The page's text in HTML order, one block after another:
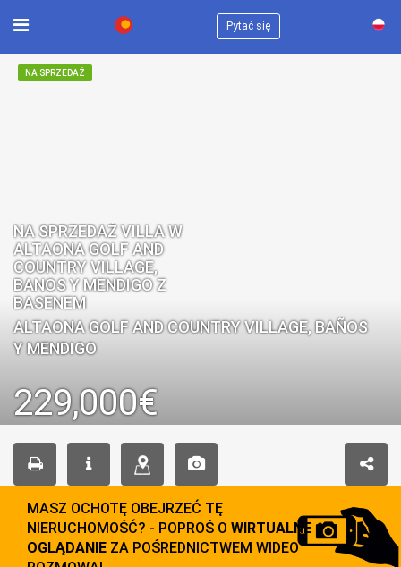
Pytać się
NA SPRZEDAŻ
NA SPRZEDAŻ VILLA W
ALTAONA GOLF AND
COUNTRY VILLAGE,
BANOS Y MENDIGO Z
BASENEM
ALTAONA GOLF AND COUNTRY VILLAGE, BAÑOS
Y MENDIGO
229,000€
MASZ OCHOTĘ OBEJRZEĆ TĘ
NIERUCHOMOŚĆ? - POPROŚ O WIRTUALNE
OGLĄDANIE ZA POŚREDNICTWEM WIDEO